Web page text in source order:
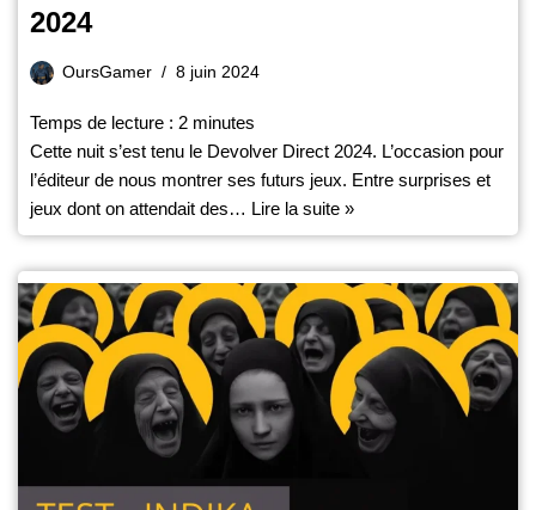
2024
OursGamer 8 juin 2024
Temps de lecture : 2 minutes
Cette nuit s’est tenu le Devolver Direct 2024. L’occasion pour
l’éditeur de nous montrer ses futurs jeux. Entre surprises et
jeux dont on attendait des… Lire la suite »